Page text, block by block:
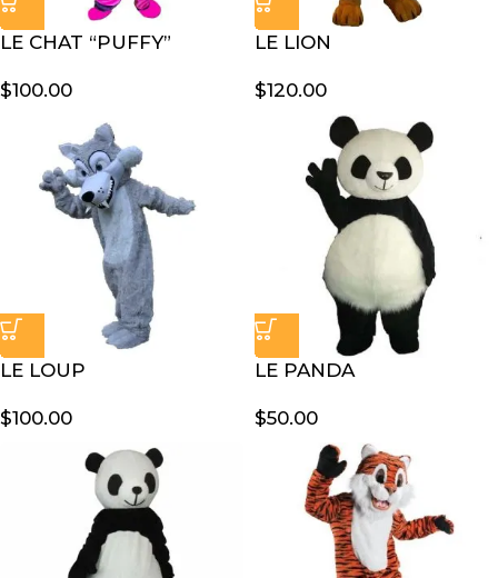
LE CHAT “PUFFY”
$100.00
LE LION
$120.00
LE LOUP
$100.00
LE PANDA
$50.00